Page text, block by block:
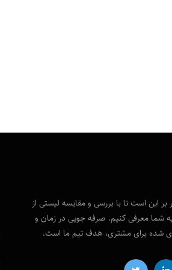
این است تا با بررسی و مقایسه لیستی از
شما معرفی کنیم. صرفه جویی در زمان و
شده برای مشتری، هدف تیم ما است.